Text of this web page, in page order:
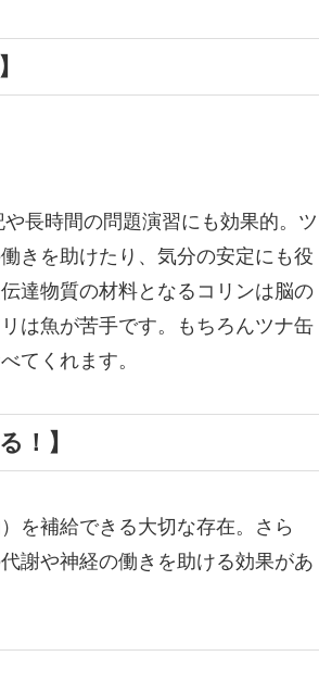
長時間の問題演習にも効果的。ツ
きを助けたり、気分の安定にも役
達物質の材料となるコリンは脳の
は魚が苦手です。もちろんツナ缶
てくれます。
！】
を補給できる大切な存在。さら
謝や神経の働きを助ける効果があ